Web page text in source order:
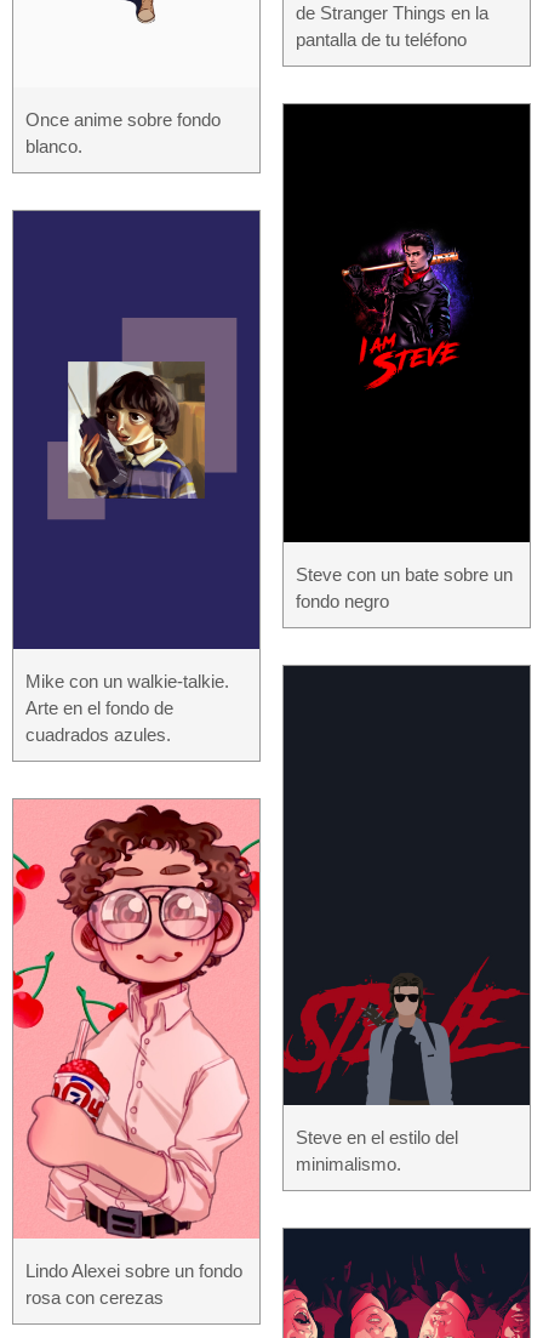
Once anime sobre fondo
blanco.
Mike con un walkie-talkie.
Arte en el fondo de
cuadrados azules.
Lindo Alexei sobre un fondo
rosa con cerezas
de Stranger Things en la
pantalla de tu teléfono
Steve con un bate sobre un
fondo negro
Steve en el estilo del
minimalismo.